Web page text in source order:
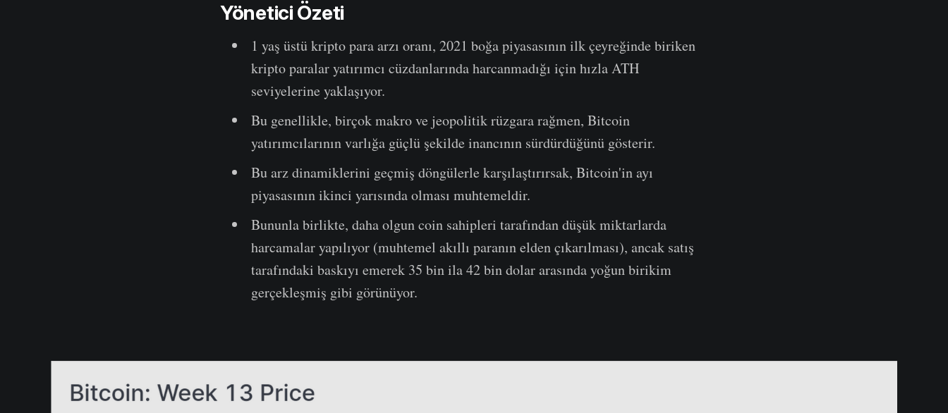
Yönetici Özeti
1 yaş üstü kripto para arzı oranı, 2021 boğa piyasasının ilk çeyreğinde biriken
kripto paralar yatırımcı cüzdanlarında harcanmadığı için hızla ATH
seviyelerine yaklaşıyor.
Bu genellikle, birçok makro ve jeopolitik rüzgara rağmen, Bitcoin
yatırımcılarının varlığa güçlü şekilde inancının sürdürdüğünü gösterir.
Bu arz dinamiklerini geçmiş döngülerle karşılaştırırsak, Bitcoin'in ayı
piyasasının ikinci yarısında olması muhtemeldir.
Bununla birlikte, daha olgun coin sahipleri tarafından düşük miktarlarda
harcamalar yapılıyor (muhtemel akıllı paranın elden çıkarılması), ancak satış
tarafındaki baskıyı emerek 35 bin ila 42 bin dolar arasında yoğun birikim
gerçekleşmiş gibi görünüyor.